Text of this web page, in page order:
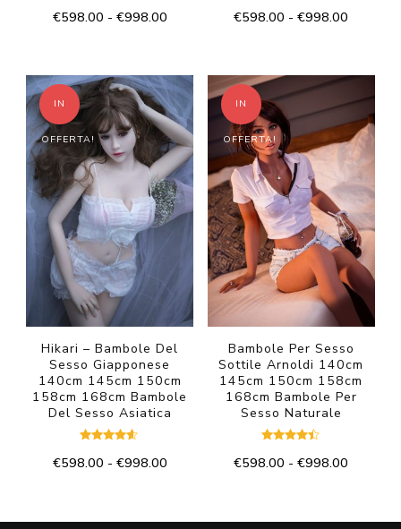
5.00
€598.00 - €998.00Fascia
da
€598.00
a
€998.00
ha
più
varianti.
Le
opzioni
possono
essere
scelte
nella
pagina
del
prodotto
4.50
€598.00 - €998.00
da
a
€998.00
ha
più
varianti.
Le
opzioni
possono
essere
scelte
nella
pagina
del
prodotto
IN
OFFERTA!
Hikari – Bambole Del
Sesso Giapponese
140cm 145cm 150cm
158cm 168cm Bambole
Del Sesso Asiatica
4.50
€598.00 - €998.00Fascia
da
IN
OFFERTA!
Bambole Per Sesso
Sottile Arnoldi 140cm
145cm 150cm 158cm
168cm Bambole Per
Sesso Naturale
4.33
€598.00 - €998.00
da